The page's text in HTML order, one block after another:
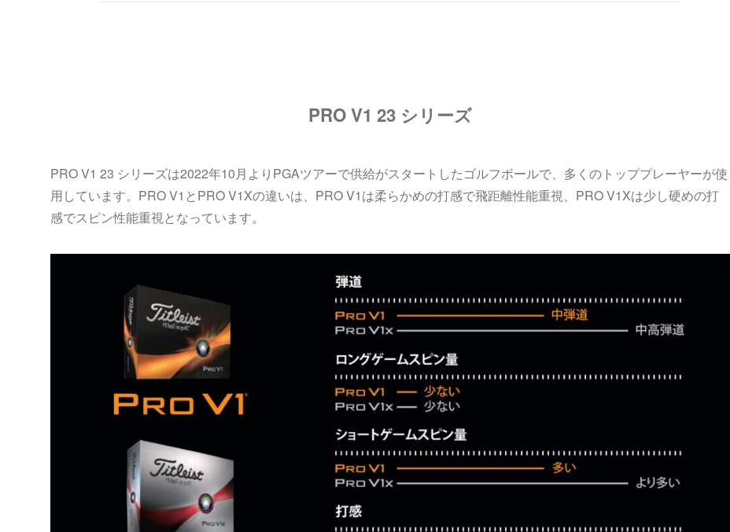
PRO V1 23 シリーズ
PRO V1 23 シリーズは2022年10月よりPGAツアーで供給がスタートしたゴルフボールで、多くのトッププレーヤーが使
用しています。PRO V1とPRO V1Xの違いは、PRO V1は柔らかめの打感で飛距離性能重視、PRO V1Xは少し硬めの打
感でスピン性能重視となっています。